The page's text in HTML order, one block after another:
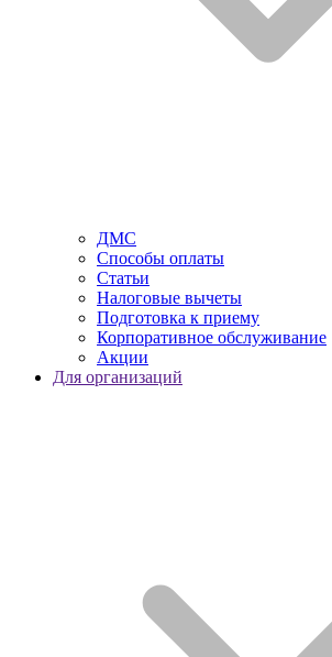
ДМС
Способы оплаты
Статьи
Налоговые вычеты
Подготовка к приему
Корпоративное обслуживание
Акции
Для организаций